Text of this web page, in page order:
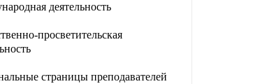
деятельность
просветительская
страницы преподавателей